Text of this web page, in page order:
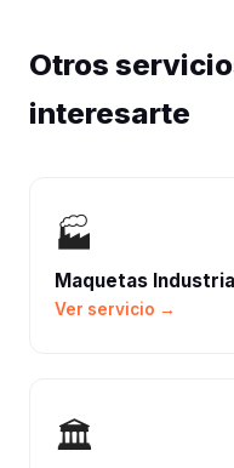
Otros
interesarte
🏭
Maquetas
Ver servicio →
🏛️